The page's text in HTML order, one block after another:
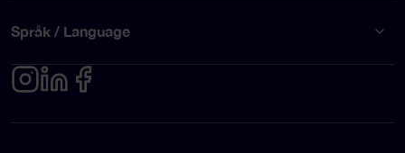
Språk / Language